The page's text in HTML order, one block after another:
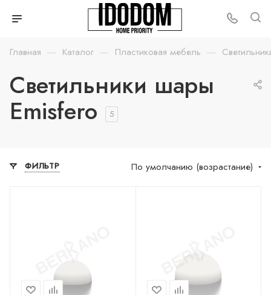
Главная — Каталог — Пластиковая мебель —
Светильники шары
Emisfero 5
ФИЛЬТР По умолчанию (возрастание)